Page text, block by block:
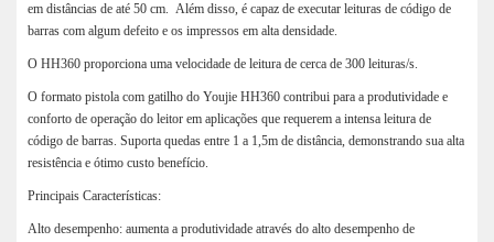
em distâncias de até 50 cm. Além disso, é capaz de executar leituras de código de
barras com algum defeito e os impressos em alta densidade.
O HH360 proporciona uma velocidade de leitura de cerca de 300 leituras/s.
O formato pistola com gatilho do Youjie HH360 contribui para a produtividade e
conforto de operação do leitor em aplicações que requerem a intensa leitura de
código de barras. Suporta quedas entre 1 a 1,5m de distância, demonstrando sua alta
resistência e ótimo custo benefício.
Principais Características:
Alto desempenho: aumenta a produtividade através do alto desempenho de